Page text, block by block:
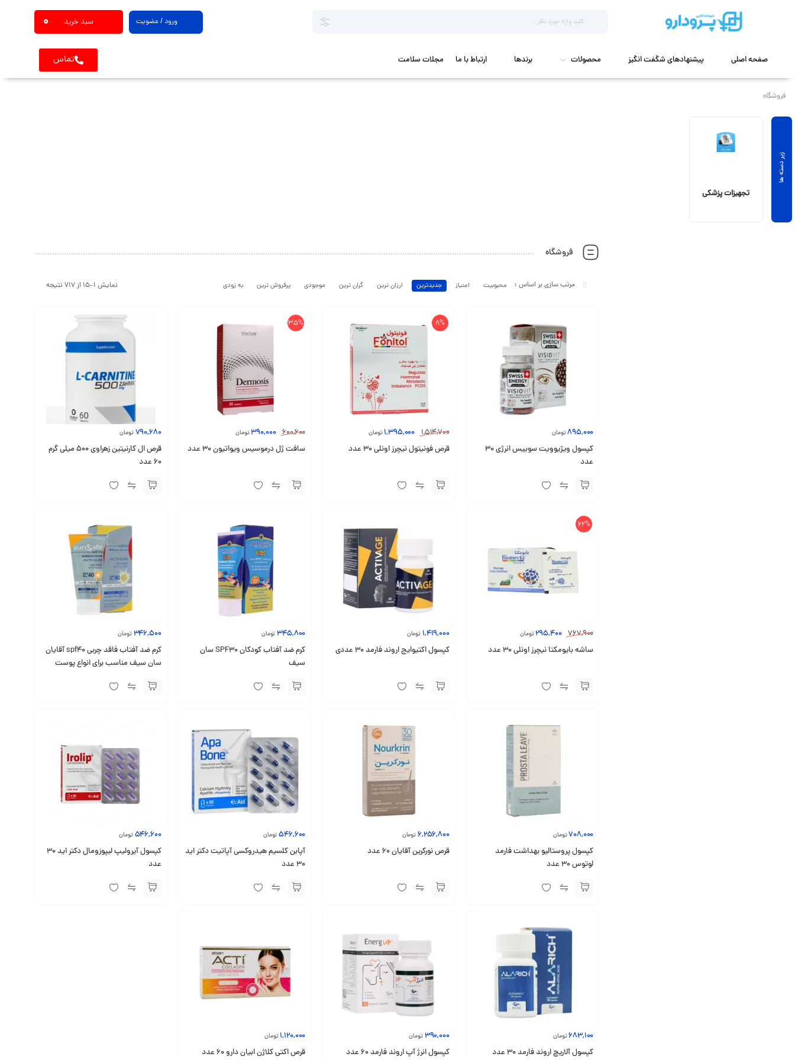
ورود / عضویت سبد خرید 0
صفحه اصلی پیشنهادهای شگفت انگیز محصولات برندها ارتباط با ما مجلات سلامت تماس
فروشگاه
تجهیزات پزشکی
فروشگاه
نمایش 1–15 از 717 نتیجه محبوبیت امتیاز جدیدترین ارزان ترین گران ترین موجودی پرفروش ترین به زودی
895,000تومان
کپسول ویژیوویت سوییس انرژی 30
عدد
8%
1,514,700
1,395,000 تومان
قرص فونیتول نیچرز اونلی 30 عدد
35%
600,600
390,000تومان
سافت ژل درموسیس ویواتیون 30 عدد
790,680 تومان
قرص ال کارنیتین زهراوی 500 میلی گرم
60 عدد
62%
767,900
295,400تومان
ساشه بایومکتا نیچرز اونلی 30 عدد
1,419,000 تومان
کپسول اکتیوایج اروند فارمد 30 عددی
345,800تومان
کرم ضد آفتاب کودکان SPF30 سان
سیف
346,500 تومان
کرم ضد آفتاب فاقد چربی spf40 آقایان
سان سیف مناسب برای انواع پوست
708,000تومان
کپسول پروستالیو بهداشت فارمد
لوتوس 30 عدد
6,256,800تومان
قرص نورکرین آقایان 60 عدد
546,600تومان
آپابن کلسیم هیدروکسی آپاتیت دکتر اید
30 عدد
546,600 تومان
کپسول آیرولیپ لیپوزومال دکتر اید 30
عدد
683,100تومان
کپسول آلاریچ اروند فارمد 30 عدد
390,000تومان
کپسول انرژ آپ اروند فارمد 60 عدد
1,120,000 تومان
قرص اکتی کلاژن ابیان دارو 60 عدد